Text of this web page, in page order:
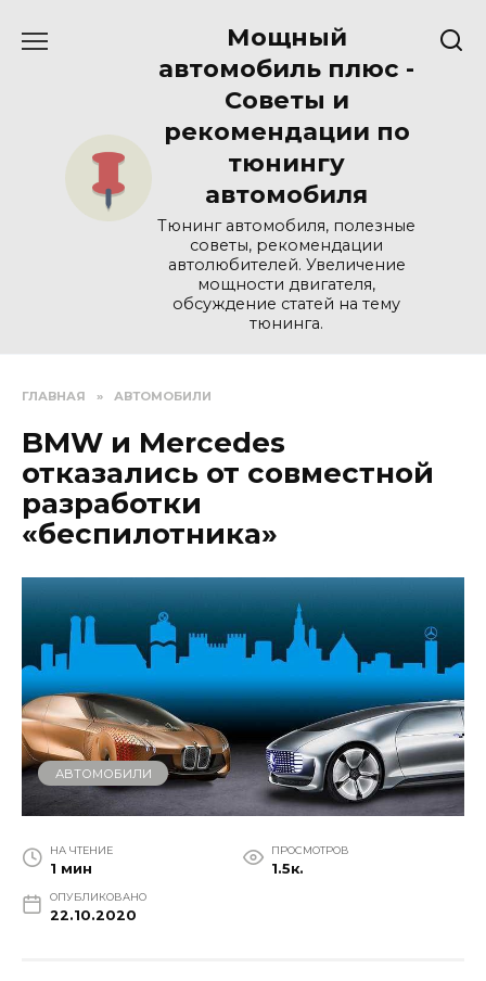
Мощный
автомобиль плюс -
Советы и
рекомендации по
тюнингу
автомобиля
Тюнинг автомобиля, полезные
советы, рекомендации
автолюбителей. Увеличение
мощности двигателя,
обсуждение статей на тему
тюнинга.
ГЛАВНАЯ » АВТОМОБИЛИ
BMW и Mercedes
отказались от совместной
разработки
«беспилотника»
АВТОМОБИЛИ
НА ЧТЕНИЕ
1 мин
ПРОСМОТРОВ
1.5к.
ОПУБЛИКОВАНО
22.10.2020